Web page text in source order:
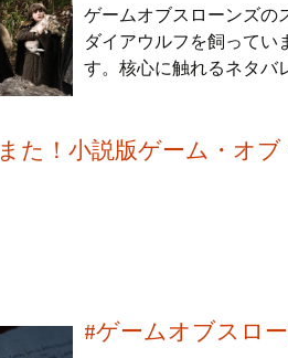
ゲームオブスローンズの
ダイアウルフを飼ってい
す。核心に触れるネタバ
また！小説版ゲーム・オ
#ゲームオブスロ